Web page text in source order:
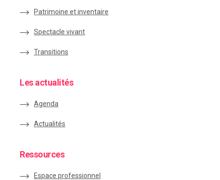
Patrimoine et inventaire
Spectacle vivant
Transitions
Les actualités
Agenda
Actualités
Ressources
Espace professionnel